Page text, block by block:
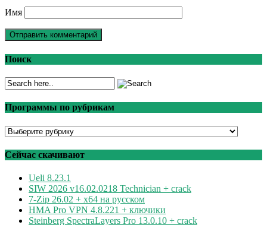
Имя
Поиск
Программы по рубрикам
Программы
рубрикам
Сейчас скачивают
Ueli 8.23.1
SIW 2026 v16.02.0218 Technician + crack
7-Zip 26.02 + x64 на русском
HMA Pro VPN 4.8.221 + ключики
Steinberg SpectraLayers Pro 13.0.10 + crack